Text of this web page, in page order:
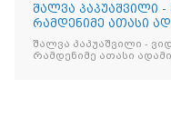
შალვა პაპუაშვილი -
რამდენიმე ათასი
შეიკრიბა,
შალვა პაპუაშვილი -
რამდენიმე ათასი